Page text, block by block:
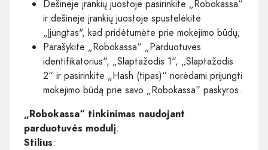
Dešinėje įrankių juostoje pasirinkite „Robokassa“
ir dešinėje įrankių juostoje spustelėkite
„Įjungtas", kad pridėtumėte prie mokėjimo būdų;
Parašykite „Robokassa“ „Parduotuvės
identifikatorius“, „Slaptažodis 1“, „Slaptažodis
2“ ir pasirinkite „Hash (tipas)“ norėdami prijungti
mokėjimo būdą prie savo „Robokassa“ paskyros.
„Robokassa“ tinkinimas naudojant
parduotuvės modulį:
Stilius: